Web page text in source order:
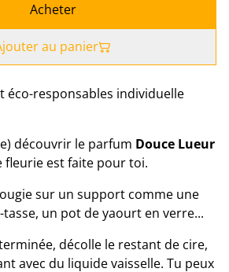
Acheter
au panier
éco-responsables individuelle
découvrir le parfum Douce Lueur
fleurie est faite pour toi.
sur un support comme une
un pot de yaourt en verre...
décolle le restant de cire,
avec du liquide vaisselle. Tu peux